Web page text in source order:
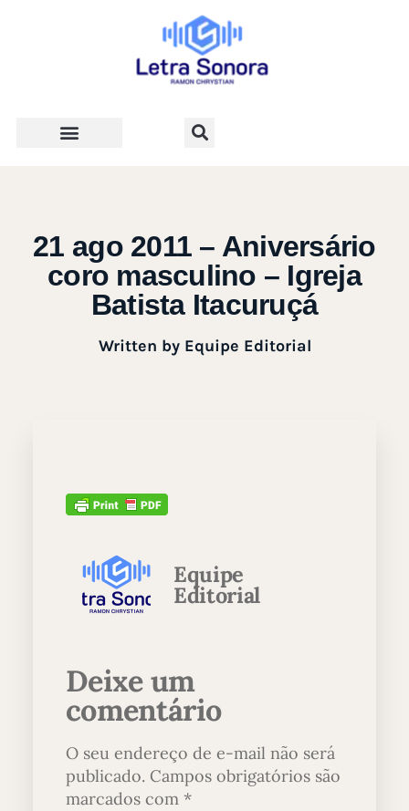
21 ago 2011 – Aniversário
coro masculino – Igreja
Batista Itacuruçá
Written byEquipe Editorial
Equipe
Editorial
Deixe um
comentário
O seu endereço de e-mail não será
publicado. Campos obrigatórios são
marcados com *